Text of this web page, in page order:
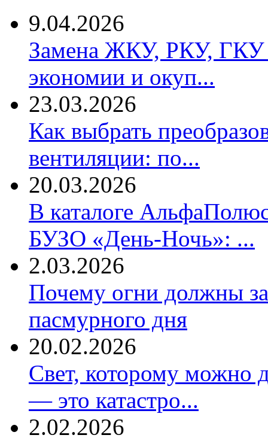
9.04.2026
Замена ЖКУ, РКУ, ГКУ
экономии и окуп...
23.03.2026
Как выбрать
вентиляции: по...
20.03.2026
В каталоге
БУЗО «День-Ночь»: ...
2.03.2026
Почему огни должны
пасмурного дня
20.02.2026
Свет, которому можно
— это катастро...
2.02.2026